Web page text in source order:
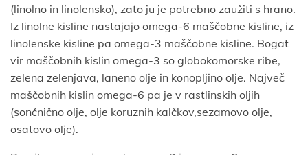
(linolno in linolensko), zato ju je potrebno zaužiti s hrano.
Iz linolne kisline nastajajo omega-6 maščobne kisline, iz
linolenske kisline pa omega-3 maščobne kisline. Bogat
vir maščobnih kislin omega-3 so globokomorske ribe,
zelena zelenjava, laneno olje in konopljino olje. Največ
maščobnih kislin omega-6 pa je v rastlinskih oljih
(sončnično olje, olje koruznih kalčkov,sezamovo olje,
osatovo olje).